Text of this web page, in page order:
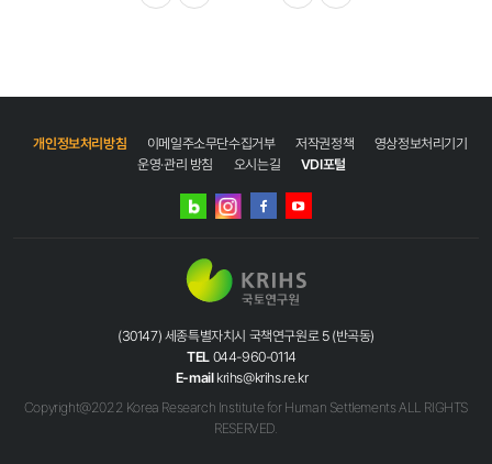
개인정보처리방침 이메일주소무단수집거부 저작권정책
영상정보처리기기
운영·관리 방침
오시는길 VDI포털
네이버
인스타그램
(30147) 세종특별자치시 국책연구원로 5 (반곡동)
TEL 044-960-0114
E-mail krihs@krihs.re.kr
Copyright@2022 Korea Research Institute for Human Settlements ALL RIGHTS
RESERVED.